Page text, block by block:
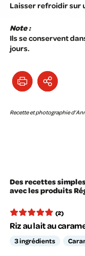
Laisser refroidir sur
Note :
Ils se conservent
jours.
Recette et photographie
Des recettes
avec les produits
(2)
Riz au lait au
3 ingrédients